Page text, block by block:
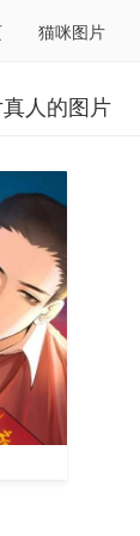
猫咪图片
人的图片